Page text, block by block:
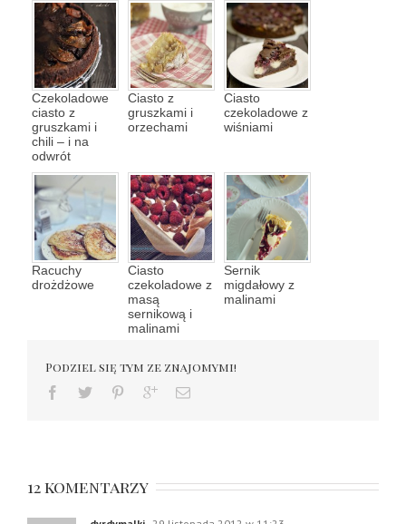
Czekoladowe
ciasto z
gruszkami i
chili – i na
odwrót
Ciasto z
gruszkami i
orzechami
Ciasto
czekoladowe z
wiśniami
Racuchy
drożdżowe
Ciasto
czekoladowe z
masą
sernikową i
malinami
Sernik
migdałowy z
malinami
Podziel się tym ze znajomymi!
12 komentarzy